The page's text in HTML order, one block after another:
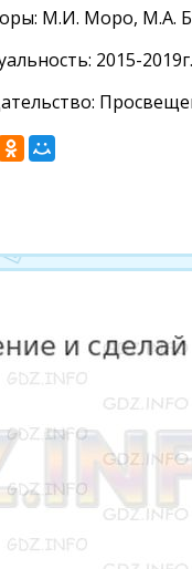
М.И. Моро, М.А.
2015-2019г.